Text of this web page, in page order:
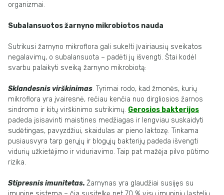
organizmai.
Subalansuotos žarnyno mikrobiotos nauda
Sutrikusi žarnyno mikroflora gali sukelti įvairiausių sveikatos
negalavimų, o subalansuota – padėti jų išvengti. Štai kodėl
svarbu palaikyti sveiką žarnyno mikrobiotą:
Sklandesnis virškinimas. Tyrimai rodo, kad žmonės, kurių
mikroflora yra įvairesnė, rečiau kenčia nuo dirgliosios žarnos
sindromo ir kitų virškinimo sutrikimų. Gerosios bakterijos
padeda įsisavinti maistines medžiagas ir lengviau suskaidyti
sudėtingas, pavyzdžiui, skaidulas ar pieno laktozę. Tinkama
pusiausvyra tarp gerųjų ir blogųjų bakterijų padeda išvengti
vidurių užkietėjimo ir viduriavimo. Taip pat mažėja pilvo pūtimo
rizika.
Stipresnis imunitetas. Žarnynas yra glaudžiai susijęs su